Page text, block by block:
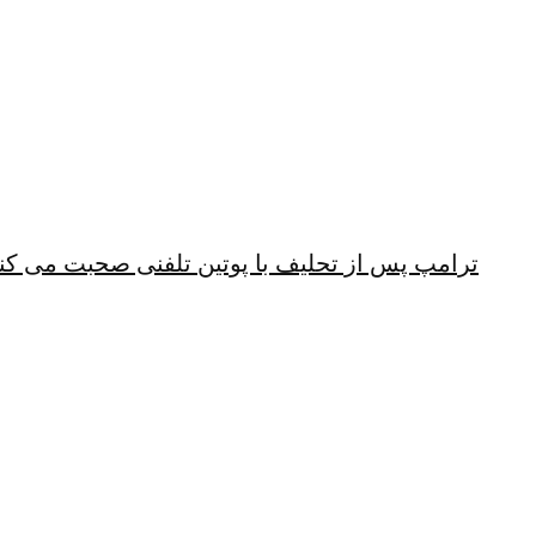
ترامپ پس از تحلیف با پوتین تلفنی صحبت می